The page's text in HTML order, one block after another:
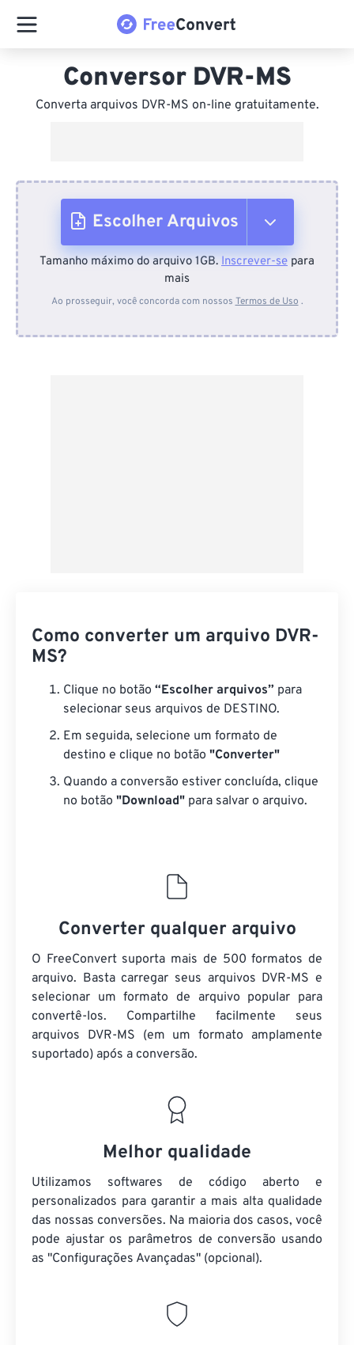
Conversor DVR-MS
Converta arquivos DVR-MS on-line gratuitamente.
Escolher Arquivos
Do dispositivo
Tamanho máximo do arquivo 1GB. Inscrever-se para
mais
Ao prosseguir, você concorda com nossos Termos de Uso .
Como converter um arquivo DVR-
MS?
Clique no botão “Escolher arquivos” para
selecionar seus arquivos de DESTINO.
Em seguida, selecione um formato de
destino e clique no botão "Converter"
Quando a conversão estiver concluída, clique
no botão "Download" para salvar o arquivo.
Converter qualquer arquivo
O FreeConvert suporta mais de 500 formatos de
arquivo. Basta carregar seus arquivos DVR-MS e
selecionar um formato de arquivo popular para
convertê-los. Compartilhe facilmente seus
arquivos DVR-MS (em um formato amplamente
suportado) após a conversão.
Melhor qualidade
Utilizamos softwares de código aberto e
personalizados para garantir a mais alta qualidade
das nossas conversões. Na maioria dos casos, você
pode ajustar os parâmetros de conversão usando
as "Configurações Avançadas" (opcional).